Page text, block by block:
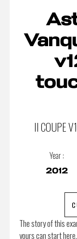
II COUPE
Year :
2012
The story of this
yours can start here.